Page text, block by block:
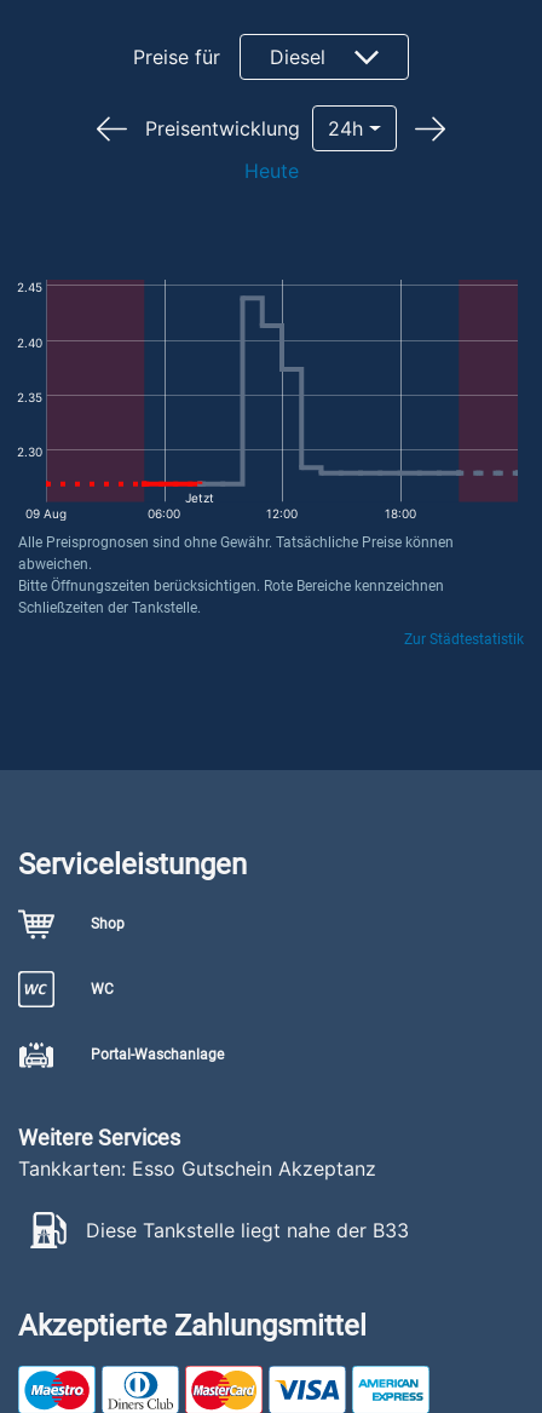
Preise für Diesel
Preisentwicklung
24h
Heute
2.30
2.35
2.40
2.45
09 Aug 06:00 12:00 18:00
Jetzt
Alle Preisprognosen sind ohne Gewähr. Tatsächliche Preise können
abweichen.
Bitte Öffnungszeiten berücksichtigen. Rote Bereiche kennzeichnen
Schließzeiten der Tankstelle.
Zur Städtestatistik
Serviceleistungen
Shop
WC
Portal-Waschanlage
Weitere Services
Tankkarten: Esso Gutschein Akzeptanz
Diese Tankstelle liegt nahe der B33
Akzeptierte Zahlungsmittel